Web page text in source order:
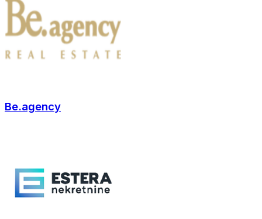
Be.agency